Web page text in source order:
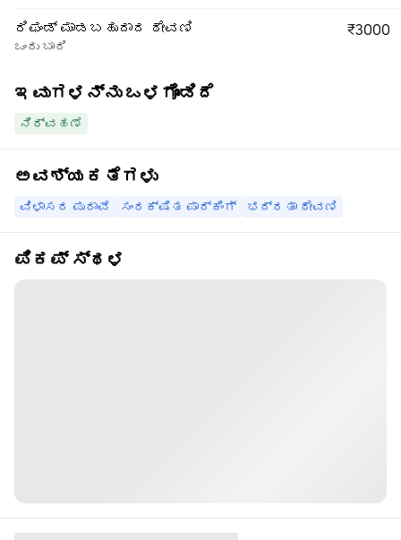
ರಿಫಂಡ್ ಮಾಡಬಹುದಾದ ಠೇವಣಿ
ಒಂದು ಬಾರಿ
₹3000
ಇವುಗಳನ್ನು ಒಳಗೊಂಡಿದೆ
ನಿರ್ವಹಣೆ
ಅವಶ್ಯಕತೆಗಳು
ವಿಳಾಸದ ಪುರಾವೆ ಸಂರಕ್ಷಿತ ಪಾರ್ಕಿಂಗ್ ಭದ್ರತಾ ಠೇವಣಿ
ಪಿಕಪ್ ಸ್ಥಳ